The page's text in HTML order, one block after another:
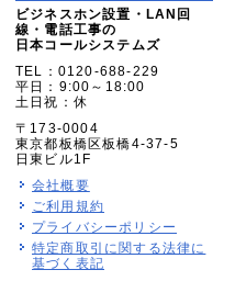
ビジネスホン設置・LAN回
線・電話工事の
日本コールシステムズ
TEL：0120-688-229
平日：9:00～18:00
土日祝：休
〒173-0004
東京都板橋区板橋4-37-5
日東ビル1F
会社概要
ご利用規約
プライバシーポリシー
特定商取引に関する法律に
基づく表記